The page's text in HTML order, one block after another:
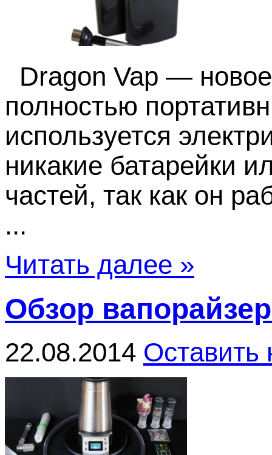
Dragon Vap —
полностью
используется
никакие батарейки
частей, так как он
...
Читать далее »
Обзор
22.08.2014 Оставить